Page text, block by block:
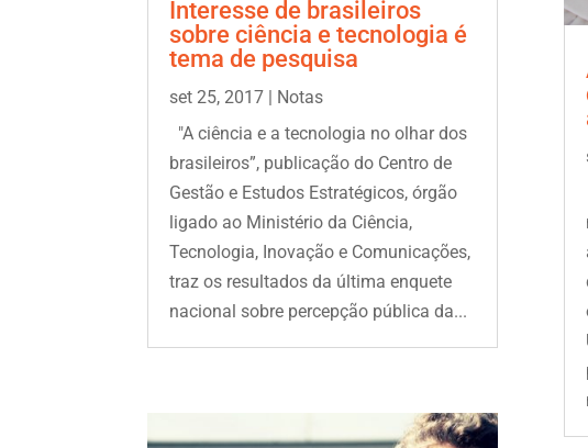
Interesse de brasileiros
sobre ciência e tecnologia é
tema de pesquisa
set 25, 2017
Notas
"A ciência e a tecnologia no olhar dos
brasileiros”, publicação do Centro de
Gestão e Estudos Estratégicos, órgão
ligado ao Ministério da Ciência,
Tecnologia, Inovação e Comunicações,
traz os resultados da última enquete
nacional sobre percepção pública da...